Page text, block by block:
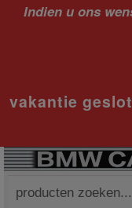
Indien u ons
vakantie
naar: